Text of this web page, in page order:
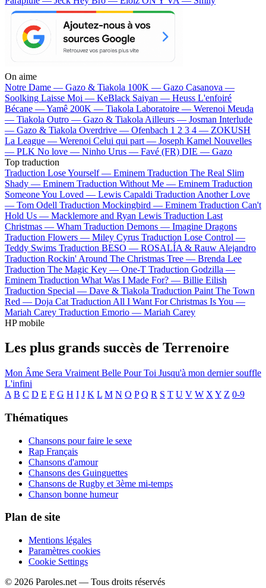
On aime
Notre Dame — Gazo & Tiakola 100K — Gazo Casanova —
Soolking Laisse Moi — KeBlack Saiyan — Heuss L'enfoiré
Bécane —Yamê 200K — Tiakola Laboratoire — Werenoi Meuda
— Tiakola Outro — Gazo & Tiakola Ailleurs — Josman Interlude
— Gazo & Tiakola Overdrive — Ofenbach 1 2 3 4 — ZOKUSH
La League — Werenoi Celui qui part — Joseph Kamel Nouvelles
— PLK No love — Ninho Urus — Favé (FR) DIE — Gazo
Top traduction
Traduction Lose Yourself — Eminem Traduction The Real Slim
Shady — Eminem Traduction Without Me — Eminem Traduction
Someone You Loved — Lewis Capaldi Traduction Another Love
— Tom Odell Traduction Mockingbird — Eminem Traduction Can't
Hold Us — Macklemore and Ryan Lewis Traduction Last
Christmas — Wham Traduction Demons — Imagine Dragons
Traduction Flowers — Miley Cyrus Traduction Lose Control —
Teddy Swims Traduction BESO — ROSALÍA & Rauw Alejandro
Traduction Rockin' Around The Christmas Tree — Brenda Lee
Traduction The Magic Key — One-T Traduction Godzilla —
Eminem Traduction What Was I Made For? — Billie Eilish
Traduction Special — Dave & Tiakola Traduction Paint The Town
Red — Doja Cat Traduction All I Want For Christmas Is You —
Mariah Carey Traduction Emorio — Mariah Carey
HP mobile
Les plus grands succès de Terrenoire
Mon Âme Sera Vraiment Belle Pour Toi Jusqu'à mon dernier souffle
L'infini
A B C D E F G H I J K L M N O P Q R S T U V W X Y Z 0-9
Thématiques
Chansons pour faire le sexe
Rap Français
Chansons d'amour
Chansons des Guinguettes
Chansons de Rugby et 3ème mi-temps
Chanson bonne humeur
Plan de site
Mentions légales
Paramètres cookies
Cookie Settings
© 2026 Paroles.net — Tous droits réservés